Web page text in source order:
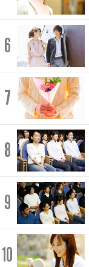
6
7
8
9
10